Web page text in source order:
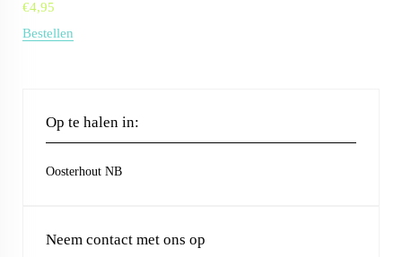
€4,95
Bestellen
Op te halen in:
Oosterhout NB
Neem contact met ons op